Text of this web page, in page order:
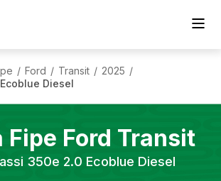
/ Ford / Transit / 2025 /
Diesel
Fipe Ford Transit
350e 2.0 Ecoblue Diesel